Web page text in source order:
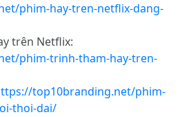
phim-hay-tren-netflix-dang-
trên Netflix:
phim-trinh-tham-hay-tren-
top10branding.net/phim-
thoi-dai/